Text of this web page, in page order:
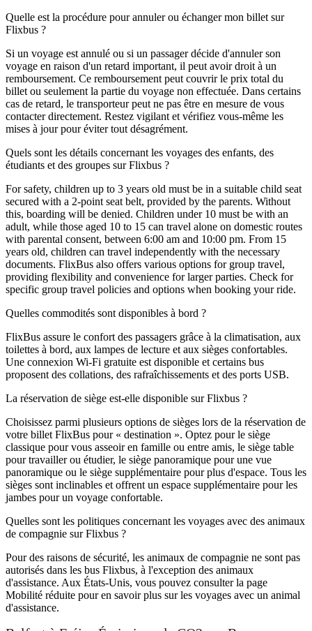
Quelle est la procédure pour annuler ou échanger mon billet sur
Flixbus ?
Si un voyage est annulé ou si un passager décide d'annuler son
voyage en raison d'un retard important, il peut avoir droit à un
remboursement. Ce remboursement peut couvrir le prix total du
billet ou seulement la partie du voyage non effectuée. Dans certains
cas de retard, le transporteur peut ne pas être en mesure de vous
contacter directement. Restez vigilant et vérifiez vous-même les
mises à jour pour éviter tout désagrément.
Quels sont les détails concernant les voyages des enfants, des
étudiants et des groupes sur Flixbus ?
For safety, children up to 3 years old must be in a suitable child seat
secured with a 2-point seat belt, provided by the parents. Without
this, boarding will be denied. Children under 10 must be with an
adult, while those aged 10 to 15 can travel alone on domestic routes
with parental consent, between 6:00 am and 10:00 pm. From 15
years old, children can travel independently with the necessary
documents. FlixBus also offers various options for group travel,
providing flexibility and convenience for larger parties. Check for
specific group travel policies and options when booking your ride.
Quelles commodités sont disponibles à bord ?
FlixBus assure le confort des passagers grâce à la climatisation, aux
toilettes à bord, aux lampes de lecture et aux sièges confortables.
Une connexion Wi-Fi gratuite est disponible et certains bus
proposent des collations, des rafraîchissements et des ports USB.
La réservation de siège est-elle disponible sur Flixbus ?
Choisissez parmi plusieurs options de sièges lors de la réservation de
votre billet FlixBus pour « destination ». Optez pour le siège
classique pour vous asseoir en famille ou entre amis, le siège table
pour travailler ou étudier, le siège panoramique pour une vue
panoramique ou le siège supplémentaire pour plus d'espace. Tous les
sièges sont inclinables et offrent un espace supplémentaire pour les
jambes pour un voyage confortable.
Quelles sont les politiques concernant les voyages avec des animaux
de compagnie sur Flixbus ?
Pour des raisons de sécurité, les animaux de compagnie ne sont pas
autorisés dans les bus Flixbus, à l'exception des animaux
d'assistance. Aux États-Unis, vous pouvez consulter la page
Mobilité réduite pour en savoir plus sur les voyages avec un animal
d'assistance.